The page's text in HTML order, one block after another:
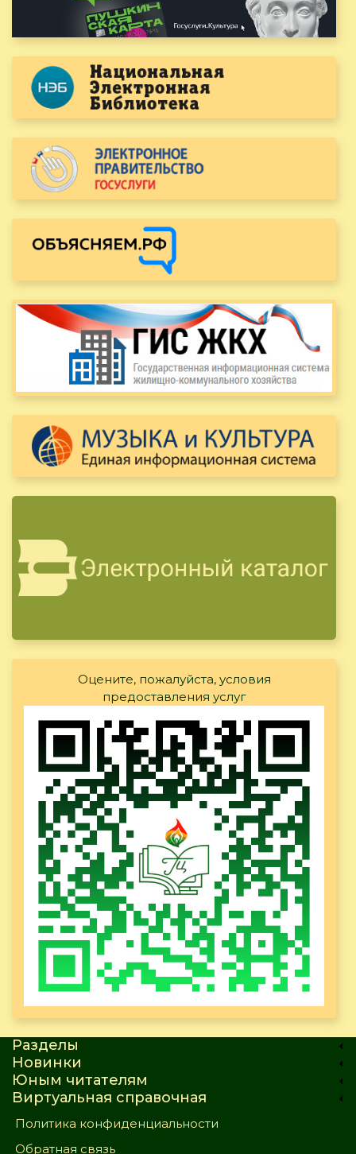
Оцените, пожалуйста, условия
предоставления услуг
Разделы
Новинки
Юным читателям
Виртуальная справочная
Политика конфиденциальности
Обратная связь